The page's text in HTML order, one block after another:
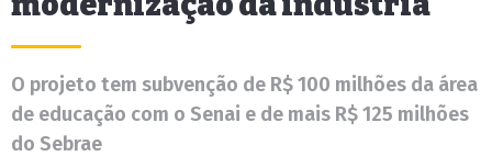
O projeto tem subvenção de R$ 100 milhões da área
de educação com o Senai e de mais R$ 125 milhões
do Sebrae